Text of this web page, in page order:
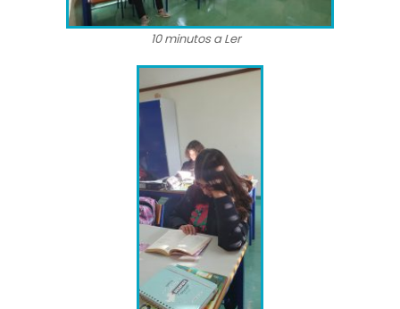
10 minutos a Ler